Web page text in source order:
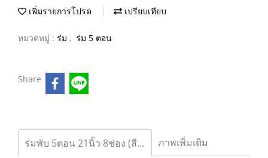
เพิ่มรายการโปรด เปรียบเทียบ
หมวดหมู่ : ร่ม , ร่ม 5 ตอน
Share
ร่มพับ 5ตอน 21นิ้ว 8ช่อง (สีชมพูอ่อน) ภาพเพิ่มเติม